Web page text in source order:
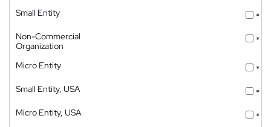
Small Entity
*
Non-Commercial
Organization
*
Micro Entity
*
Small Entity, USA
*
Micro Entity, USA
*